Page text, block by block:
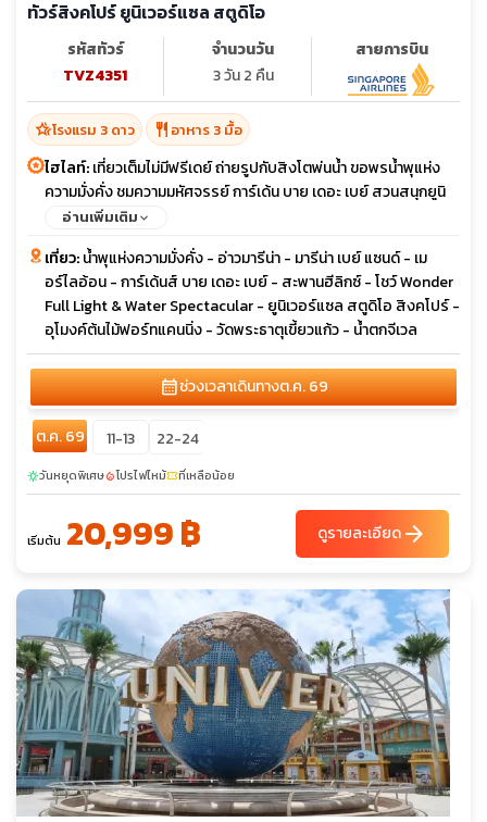
ทัวร์สิงคโปร์ ยูนิเวอร์แซล สตูดิโอ
รหัสทัวร์
TVZ4351
จำนวนวัน
3 วัน 2 คืน
สายการบิน
hotel_classโรงแรม 3 ดาว restaurant อาหาร 3 มื้อ
ไฮไลท์:เที่ยวเต็มไม่มีฟรีเดย์ ถ่ายรูปกับสิงโตพ่นน้ำ ขอพรน้ำพุแห่ง
ความมั่งคั่ง ชมความมหัศจรรย์ การ์เด้น บาย เดอะ เบย์ สวนสนุกยูนิ
เวอร์แซล สตูดิโอ
อ่านเพิ่มเติม
เที่ยว:น้ำพุแห่งความมั่งคั่ง - อ่าวมารีน่า - มารีน่า เบย์ แซนด์ - เม
อร์ไลอ้อน - การ์เด้นส์ บาย เดอะ เบย์ - สะพานฮีลิกซ์ - โชว์ Wonder
Full Light & Water Spectacular - ยูนิเวอร์แซล สตูดิโอ สิงคโปร์ -
อุโมงค์ต้นไม้ฟอร์ทแคนนิ่ง - วัดพระธาตุเขี้ยวแก้ว - น้ำตกจีเวล
calendar_monthช่วงเวลาเดินทางต.ค. 69
ต.ค. 69 11-13 22-24
sunnyวันหยุดพิเศษlocal_fire_departmentโปรไฟไหม้confirmation_numberที่เหลือน้อย
เริ่มต้น 20,999 ฿ ดูรายละเอียดarrow_forward